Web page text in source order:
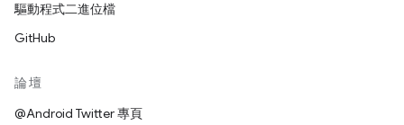
驅動程式二進位檔
GitHub
論壇
@Android Twitter 專頁